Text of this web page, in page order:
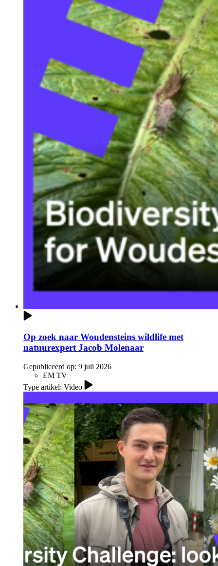
Op zoek naar Woudensteins wildlife met
natuurexpert Jacob Molenaar
Gepubliceerd op: 9 juli 2026
EM TV
Type artikel: Video